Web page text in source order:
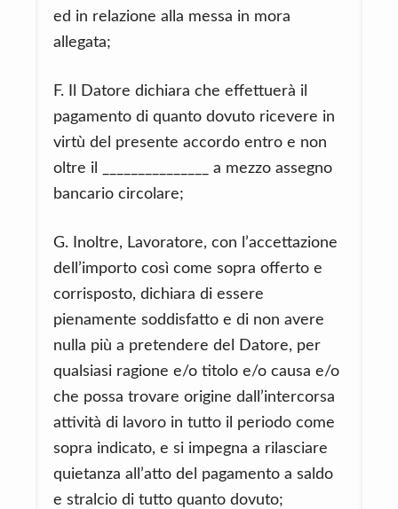
ed in relazione alla messa in mora
allegata;
F. Il Datore dichiara che effettuerà il
pagamento di quanto dovuto ricevere in
virtù del presente accordo entro e non
oltre il _______________ a mezzo assegno
bancario circolare;
G. Inoltre, Lavoratore, con l’accettazione
dell’importo così come sopra offerto e
corrisposto, dichiara di essere
pienamente soddisfatto e di non avere
nulla più a pretendere del Datore, per
qualsiasi ragione e/o titolo e/o causa e/o
che possa trovare origine dall’intercorsa
attività di lavoro in tutto il periodo come
sopra indicato, e si impegna a rilasciare
quietanza all’atto del pagamento a saldo
e stralcio di tutto quanto dovuto;